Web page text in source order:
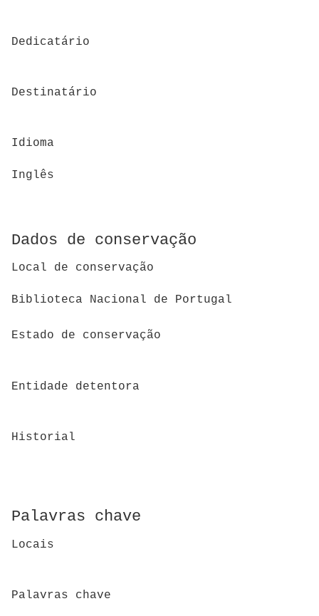
Dedicatário
Destinatário
Idioma
Inglês
Dados de conservação
Local de conservação
Biblioteca Nacional de Portugal
Estado de conservação
Entidade detentora
Historial
Palavras chave
Locais
Palavras chave